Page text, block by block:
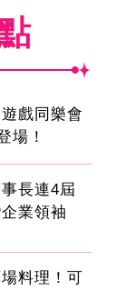
戲同樂會
場！
長連4屆
業領袖
料理！可